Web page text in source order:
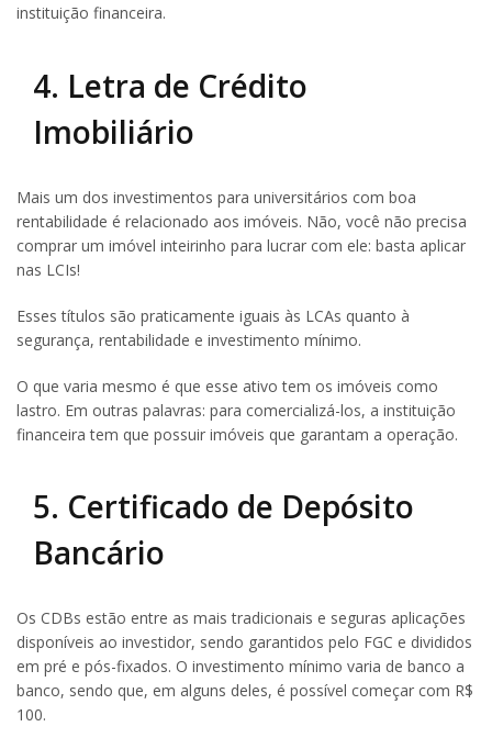
instituição financeira.
4. Letra de Crédito
Imobiliário
Mais um dos investimentos para universitários com boa
rentabilidade é relacionado aos imóveis. Não, você não precisa
comprar um imóvel inteirinho para lucrar com ele: basta aplicar
nas LCIs!
Esses títulos são praticamente iguais às LCAs quanto à
segurança, rentabilidade e investimento mínimo.
O que varia mesmo é que esse ativo tem os imóveis como
lastro. Em outras palavras: para comercializá-los, a instituição
financeira tem que possuir imóveis que garantam a operação.
5. Certificado de Depósito
Bancário
Os CDBs estão entre as mais tradicionais e seguras aplicações
disponíveis ao investidor, sendo garantidos pelo FGC e divididos
em pré e pós-fixados. O investimento mínimo varia de banco a
banco, sendo que, em alguns deles, é possível começar com R$
100.